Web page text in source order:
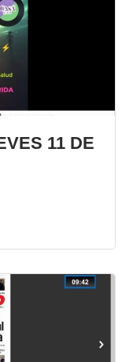
11 DE